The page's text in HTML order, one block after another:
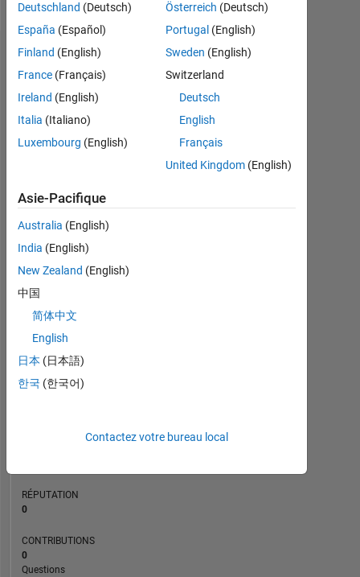
Tableau de bord
Statistiques
MATLAB Answers
CONTRIBUTIONS
05/20
01/21
09/21
05/22
01/23
09/23
05/24
01/25
09/25
05/26
02/21
11/21
08/22
05/23
02/24
11/24
08/25
RANG
RÉPUTATION
0
CONTRIBUTIONS
0
Questions
Deutschland (Deutsch)
España (Español)
Finland (English)
France (Français)
Ireland (English)
Italia (Italiano)
Luxembourg (English)
Österreich (Deutsch)
Portugal (English)
Sweden (English)
Switzerland
Deutsch
English
Français
United Kingdom(English)
Asie-Pacifique
Australia (English)
India (English)
New Zealand (English)
中国
简体中文
English
日本 (日本語)
한국 (한국어)
Contactez votre bureau local